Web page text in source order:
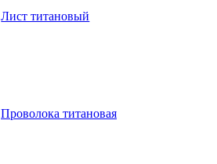
Лист титановый
Проволока титановая